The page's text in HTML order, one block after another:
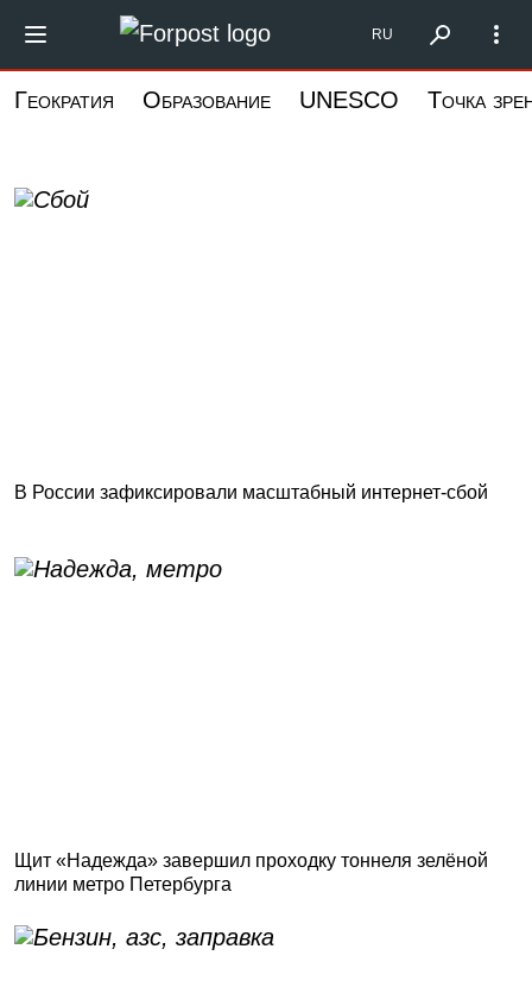
основному
Форпост Северо-
RU
Геократия Образование UNESCO Точка
В России зафиксировали масштабный интернет-сбой
Щит «Надежда» завершил проходку тоннеля зелёной
линии метро Петербурга